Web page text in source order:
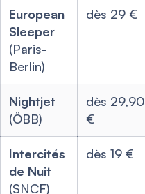
European
Sleeper
(Paris-
Berlin)
dès 29 €
Nightjet
(ÖBB)
dès 29,90
€
Intercités
de Nuit
(SNCF)
dès 19 €